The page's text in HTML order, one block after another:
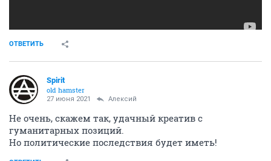
ОТВЕТИТЬ
Spirit
old hamster
27 июня 2021 Алексий
Не очень, скажем так, удачный креатив с
гуманитарных позиций.
Но политические последствия будет иметь!